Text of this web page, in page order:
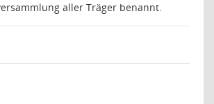
aller Träger benannt.